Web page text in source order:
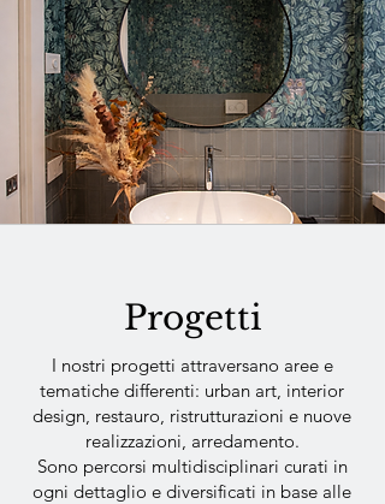
Progetti
I nostri progetti attraversano aree e
tematiche differenti: urban art, interior
design, restauro, ristrutturazioni e nuove
realizzazioni, arredamento.
Sono percorsi multidisciplinari curati in
ogni dettaglio e diversificati in base alle